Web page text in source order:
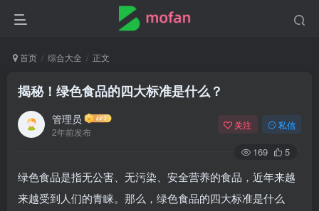
首页 综合大全 正文
揭秘！绿色食品的四大标准是什么？
管理员
2年前发布
关注 私信
169 5
绿色食品是指无公害、无污染、安全营养的食品，近年来越
来越受到人们的青睐。那么，绿色食品的四大标准是什么